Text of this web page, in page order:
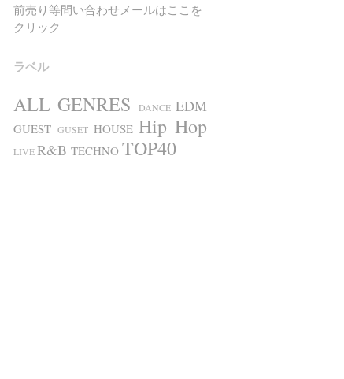
前売り等問い合わせメールはここを
クリック
ラベル
ALL GENRES DANCE EDM
GUEST GUSET HOUSE Hip Hop
LIVER&B TECHNO TOP40